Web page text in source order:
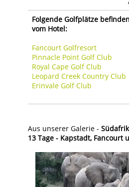
Folgende Golfplätze
vom Hotel:
Fancourt Golfresort
Pinnacle Point Golf Club
Royal Cape Golf Club
Leopard Creek Country Club
Erinvale Golf Club
Aus unserer Galerie -
13 Tage - Kapstadt, Fancourt